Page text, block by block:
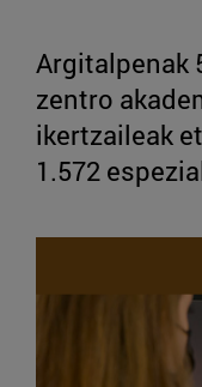
Argitalpenak
zentro
ikertzaileak
1.572